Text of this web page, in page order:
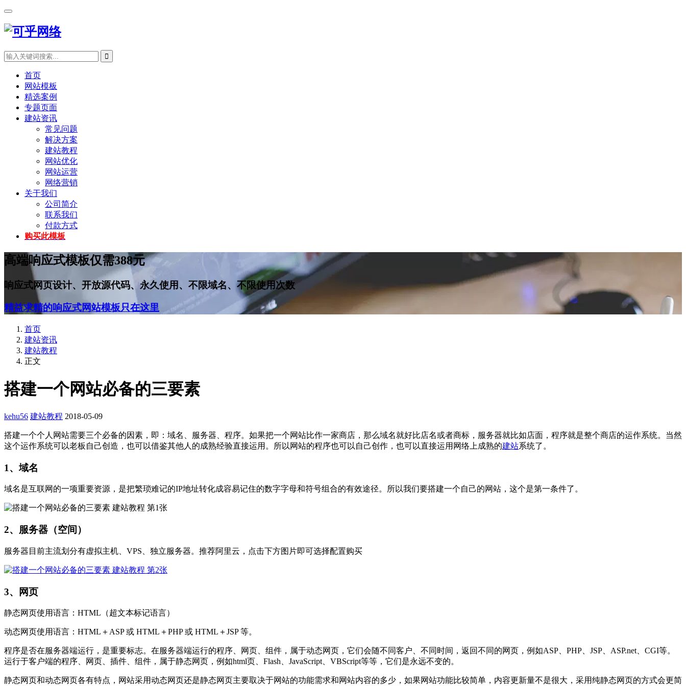
首页
网站模板
精选案例
专题页面
建站资讯
常见问题
解决方案
建站教程
网站优化
网站运营
网络营销
关于我们
公司简介
联系我们
付款方式
购买此模板
高端响应式模板仅需388元
响应式网页设计、开放源代码、永久使用、不限域名、不限使用次数
精益求精的响应式网站模板只在这里
首页
建站资讯
建站教程
正文
搭建一个网站必备的三要素
kehu56 建站教程 2018-05-09
搭建一个个人网站需要三个必备的因素，即：域名、服务器、程序。如果把一个网站比作一家商店，那么域名就好比店名或者商标，服务器就比如店面，程序就是整个商店的运作系统。当然
这个运作系统可以老板自己创造，也可以借鉴其他人的成熟经验直接运用。所以网站的程序也可以自己创作，也可以直接运用网络上成熟的建站系统了。
1、域名
域名是互联网的一项重要资源，是把繁琐难记的IP地址转化成容易记住的数字字母和符号组合的有效途径。所以我们要搭建一个自己的网站，这个是第一条件了。
2、服务器（空间）
服务器目前主流划分有虚拟主机、VPS、独立服务器。推荐阿里云，点击下方图片即可选择配置购买
3、网页
静态网页使用语言：HTML（超文本标记语言）
动态网页使用语言：HTML＋ASP 或 HTML＋PHP 或 HTML＋JSP 等。
程序是否在服务器端运行，是重要标志。在服务器端运行的程序、网页、组件，属于动态网页，它们会随不同客户、不同时间，返回不同的网页，例如ASP、PHP、JSP、ASP.net、CGI等。
运行于客户端的程序、网页、插件、组件，属于静态网页，例如html页、Flash、JavaScript、VBScript等等，它们是永远不变的。
静态网页和动态网页各有特点，网站采用动态网页还是静态网页主要取决于网站的功能需求和网站内容的多少，如果网站功能比较简单，内容更新量不是很大，采用纯静态网页的方式会更简